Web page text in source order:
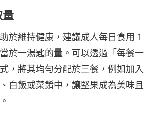
量
於維持健康，建議成人每日食用 1
於一湯匙的量。可以透過「每餐一
，將其均勻分配於三餐，例如加入
白飯或菜餚中，讓堅果成為美味且